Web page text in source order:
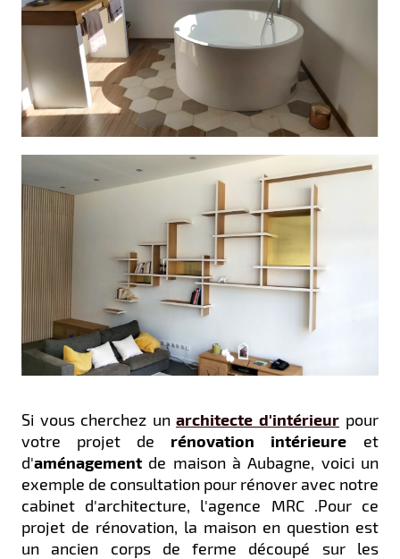
Si vous cherchez un architecte d'intérieur pour
votre projet de rénovation intérieure et
d'aménagement de maison à Aubagne, voici un
exemple de consultation pour rénover avec notre
cabinet d'architecture, l'agence MRC .Pour ce
projet de rénovation, la maison en question est
un ancien corps de ferme découpé sur les